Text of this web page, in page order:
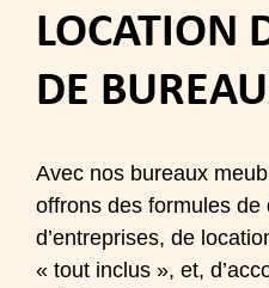
LOCATION
DE
Avec nos bureaux
offrons des formules de
d’entreprises, de
« tout inclus », et,